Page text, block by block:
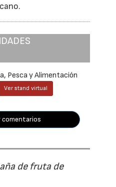
Pesca y Alimentación
Ver stand virtual
comentarios
de fruta de